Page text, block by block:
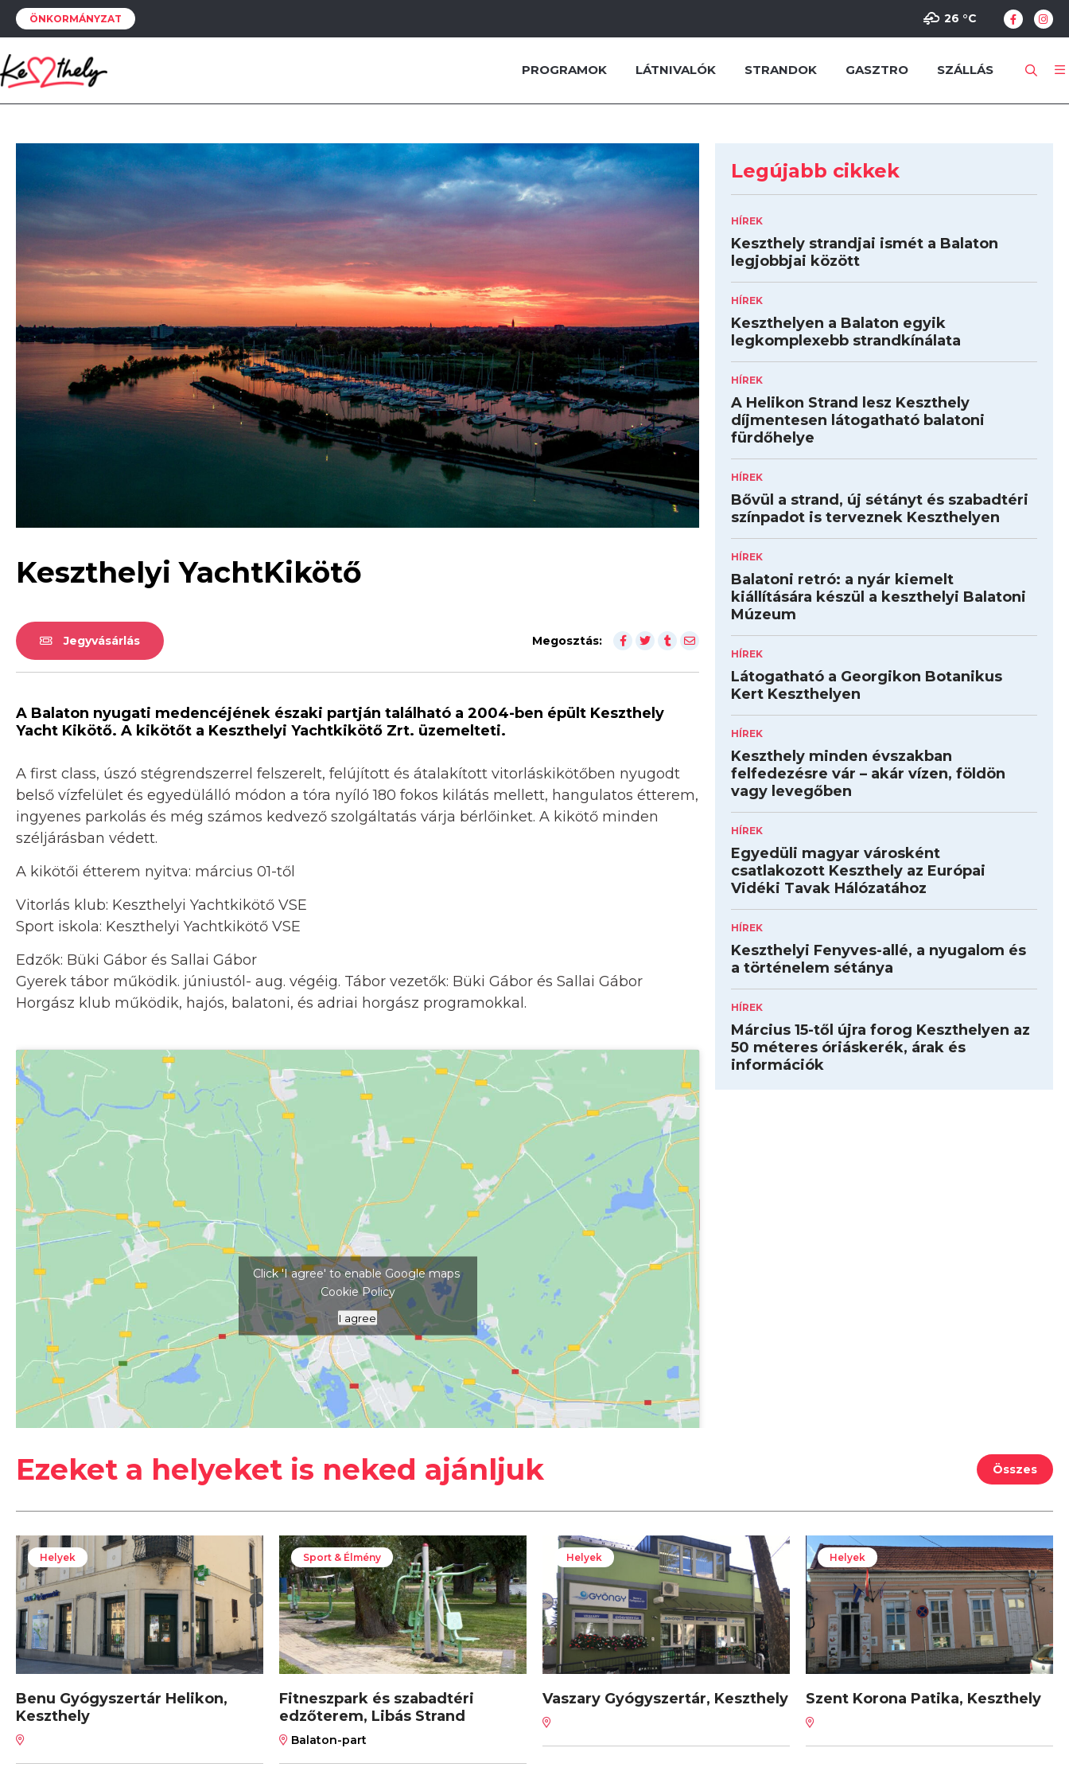
ÖNKORMÁNYZAT 26 °C
PROGRAMOK LÁTNIVALÓK STRANDOK GASZTRO SZÁLLÁS
Keszthelyi YachtKikötő
Jegyvásárlás Megosztás:
A Balaton nyugati medencéjének északi partján található a 2004-ben épült Keszthely
Yacht Kikötő. A kikötőt a Keszthelyi Yachtkikötő Zrt. üzemelteti.
A first class, úszó stégrendszerrel felszerelt, felújított és átalakított vitorláskikötőben nyugodt
belső vízfelület és egyedülálló módon a tóra nyíló 180 fokos kilátás mellett, hangulatos étterem,
ingyenes parkolás és még számos kedvező szolgáltatás várja bérlőinket. A kikötő minden
széljárásban védett.
A kikötői étterem nyitva: március 01-től
Vitorlás klub: Keszthelyi Yachtkikötő VSE
Sport iskola: Keszthelyi Yachtkikötő VSE
Edzők: Büki Gábor és Sallai Gábor
Gyerek tábor működik. júniustól- aug. végéig. Tábor vezetők: Büki Gábor és Sallai Gábor
Horgász klub működik, hajós, balatoni, és adriai horgász programokkal.
Kattints ide a térkép megjelenítéséhez
Click 'I agree' to enable Google maps
Cookie Policy
I agree
Legújabb cikkek
HÍREK
Keszthely strandjai ismét a Balaton
legjobbjai között
HÍREK
Keszthelyen a Balaton egyik
legkomplexebb strandkínálata
HÍREK
A Helikon Strand lesz Keszthely
díjmentesen látogatható balatoni
fürdőhelye
HÍREK
Bővül a strand, új sétányt és szabadtéri
színpadot is terveznek Keszthelyen
HÍREK
Balatoni retró: a nyár kiemelt
kiállítására készül a keszthelyi Balatoni
Múzeum
HÍREK
Látogatható a Georgikon Botanikus
Kert Keszthelyen
HÍREK
Keszthely minden évszakban
felfedezésre vár – akár vízen, földön
vagy levegőben
HÍREK
Egyedüli magyar városként
csatlakozott Keszthely az Európai
Vidéki Tavak Hálózatához
HÍREK
Keszthelyi Fenyves-allé, a nyugalom és
a történelem sétánya
HÍREK
Március 15-től újra forog Keszthelyen az
50 méteres óriáskerék, árak és
információk
Ezeket a helyeket is neked ajánljuk Összes
Helyek
Benu Gyógyszertár Helikon,
Keszthely
Sport & Élmény
Fitneszpark és szabadtéri
edzőterem, Libás Strand
Balaton-part
Helyek
Vaszary Gyógyszertár, Keszthely
Helyek
Szent Korona Patika, Keszthely